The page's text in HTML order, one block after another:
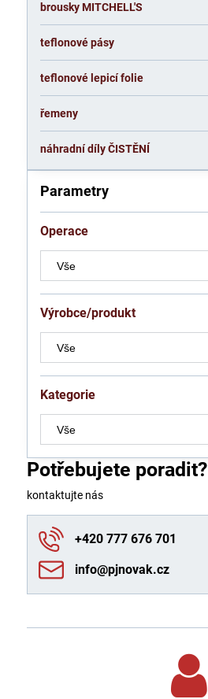
Parametry
Operace
Výrobce/produkt
Kategorie
Potřebujete poradit?
kontaktujte nás
+420 777 676 701
info​@pjnovak​.cz
brousky MITCHELL'S
teflonové pásy
teflonové lepicí folie
řemeny
náhradní díly ČISTĚNÍ